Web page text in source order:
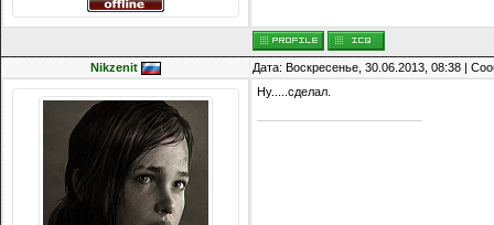
Nikzenit Дата: Воскресенье, 30.06.2013, 08:38 |
Ну.....сделал.